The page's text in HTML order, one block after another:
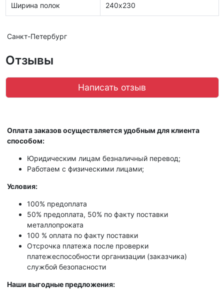
Ширина полок 240х230
Санкт-Петербург
Отзывы
Написать отзыв
Оплата заказов осуществляется удобным для клиента
способом:
Юридическим лицам безналичный перевод;
Работаем с физическими лицами;
Условия:
100% предоплата
50% предоплата, 50% по факту поставки
металлопроката
100 % оплата по факту поставки
Отсрочка платежа после проверки
платежеспособности организации (заказчика)
службой безопасности
Наши выгодные предложения: